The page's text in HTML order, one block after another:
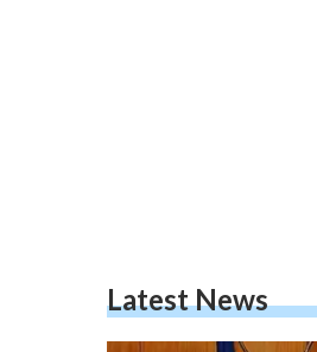
Latest News